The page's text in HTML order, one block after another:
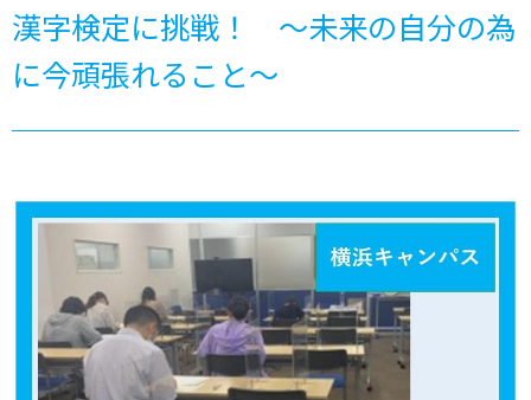
漢字検定に挑戦！ ～未来の自分の為
に今頑張れること～